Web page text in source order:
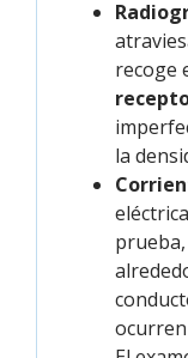
recoge
la